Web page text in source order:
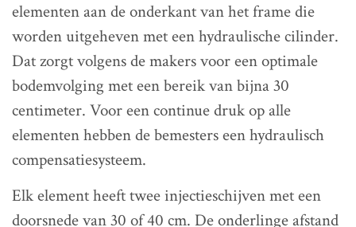
elementen aan de onderkant van het frame die
worden uitgeheven met een hydraulische cilinder.
Dat zorgt volgens de makers voor een optimale
bodemvolging met een bereik van bijna 30
centimeter. Voor een continue druk op alle
elementen hebben de bemesters een hydraulisch
compensatiesysteem.
Elk element heeft twee injectieschijven met een
doorsnede van 30 of 40 cm. De onderlinge afstand